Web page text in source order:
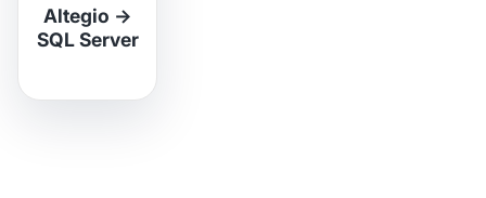
Altegio →
SQL Server